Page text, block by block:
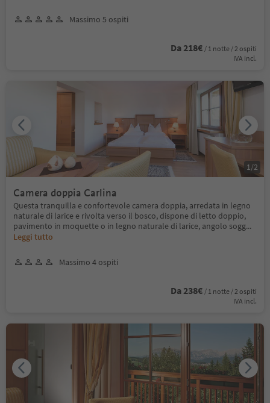
Massimo 5 ospiti
Da 218€ / 1 notte / 2 ospiti
IVA incl.
Camera doppia Carlina
Questa tranquilla e confortevole camera doppia, arredata in legno
naturale di larice e rivolta verso il bosco, dispone di letto doppio,
pavimento in moquette o in legno naturale di larice, angolo sogg...
Leggi tutto
Massimo 4 ospiti
Da 238€ / 1 notte / 2 ospiti
IVA incl.
1 /2